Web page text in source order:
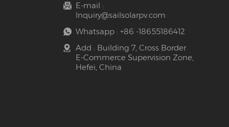
E-mail :
Inquiry@sailsolarpv.com
Whatsapp : +86 -18655186412
Add : Building 7, Cross Border
E-Commerce Supervision Zone,
Hefei, China